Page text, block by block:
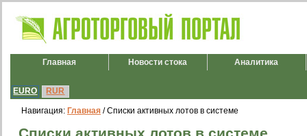
Главная Новости стока Аналитика
EURO RUR
Навигация: Главная / Списки активных лотов в системе